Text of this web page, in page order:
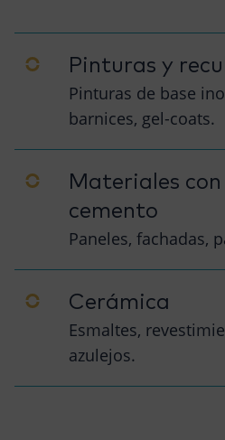
Pinturas y
Pinturas de base
barnices, gel-coats.
Materiales con
cemento
Paneles, fachadas,
Cerámica
Esmaltes,
azulejos.